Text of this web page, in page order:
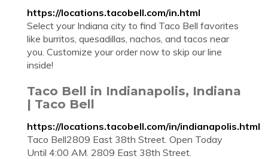
https://locations.tacobell.com/in.html
Select your Indiana city to find Taco Bell favorites
like burritos, quesadillas, nachos, and tacos near
you. Customize your order now to skip our line
inside!
Taco Bell in Indianapolis, Indiana
| Taco Bell
https://locations.tacobell.com/in/indianapolis.html
Taco Bell2809 East 38th Street. Open Today
Until 4:00 AM. 2809 East 38th Street.